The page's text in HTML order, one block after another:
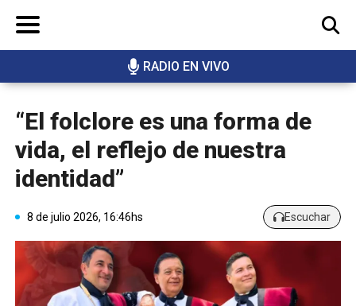
RADIO EN VIVO
BUSCAR
“El folclore es una forma de
vida, el reflejo de nuestra
identidad”
8 de julio 2026, 16:46hs Escuchar